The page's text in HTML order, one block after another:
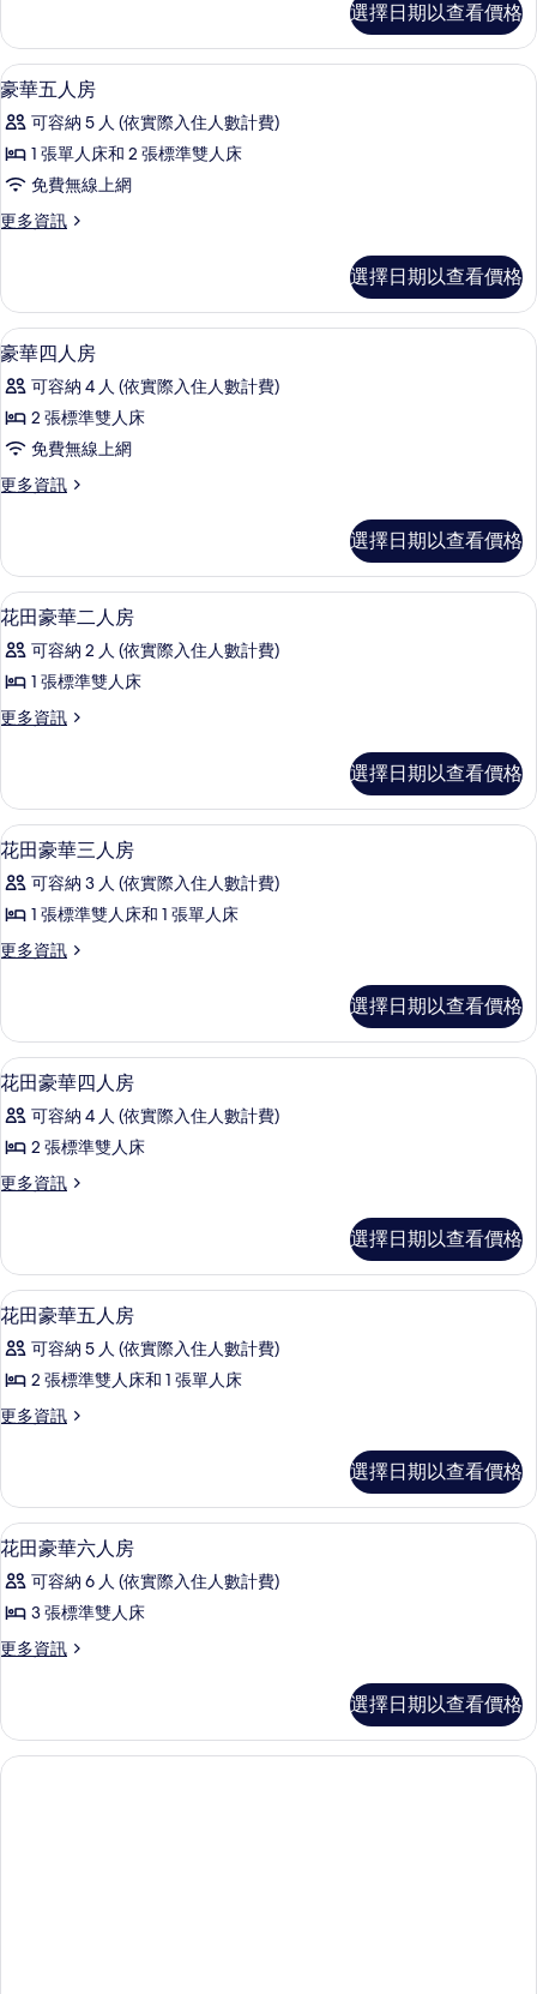
的
所
有
相
片
二
人
房
詳
情
選擇日期以查看價格
顯
示
豪
華
人
的
所
有
相
片
4
豪華五人房
可容納 5 人 (依實際入住人數計費)
1 張單人床和 2 張標準雙人床
免費無線上網
更多資訊
更
五
人
房
詳
情
選擇日期以查看價格
顯
示
豪
華
人
的
所
有
相
片
5
豪華四人房
可容納 4 人 (依實際入住人數計費)
2 張標準雙人床
免費無線上網
更多資訊
更
四
人
房
詳
情
選擇日期以查看價格
顯
示
花
豪
二
人
房
的
所
有
淋浴設備、免費盥洗用品、拖鞋、毛巾
5
花田豪華二人房
可容納 2 人 (依實際入住人數計費)
1 張標準雙人床
更多資訊
更
豪
華
二
房
的
情
選擇日期以查看價格
顯
示
花
豪
三
人
房
的
所
有
淋浴設備、免費盥洗用品、拖鞋、毛巾
5
花田豪華三人房
可容納 3 人 (依實際入住人數計費)
1 張標準雙人床和 1 張單人床
更多資訊
更
豪
華
三
房
的
情
選擇日期以查看價格
顯
示
花
豪
四
人
房
的
所
有
11
花田豪華四人房
可容納 4 人 (依實際入住人數計費)
2 張標準雙人床
更多資訊
更
豪
華
四
房
的
情
選擇日期以查看價格
顯
示
花
豪
五
人
房
的
所
有
9
花田豪華五人房
可容納 5 人 (依實際入住人數計費)
2 張標準雙人床和 1 張單人床
更多資訊
更
豪
華
五
房
的
情
選擇日期以查看價格
顯
示
花
豪
六
人
7
花田豪華六人房
可容納 6 人 (依實際入住人數計費)
3 張標準雙人床
更多資訊
更
豪
華
六
選擇日期以查看價格